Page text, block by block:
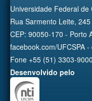
Universidade Federal
Rua Sarmento Leite,
CEP: 90050-170 - Porto
facebook.com/UFCSPA -
Fone +55 (51) 3303-9000
Desenvolvido pelo